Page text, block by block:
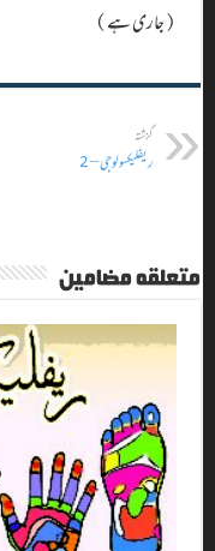
(جاری ہے)
گزشتہ
ریفلیکسولوجی – 2
متعلقہ مضامین